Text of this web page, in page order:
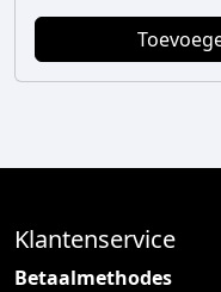
Klantenservice
Betaalmethodes